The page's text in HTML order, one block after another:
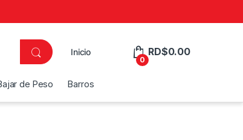
Inicio
0
RD$0.00
de Peso Barros